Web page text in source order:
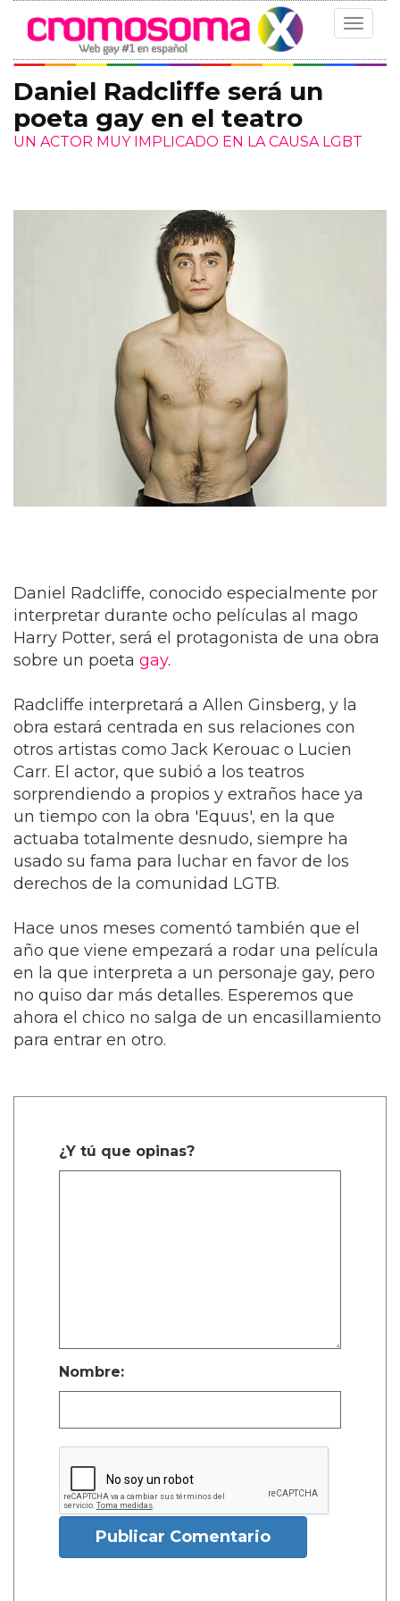
Toggle
Daniel Radcliffe será un
poeta gay en el teatro
UN ACTOR MUY IMPLICADO EN LA CAUSA LGBT
Daniel Radcliffe, conocido especialmente por
interpretar durante ocho películas al mago
Harry Potter, será el protagonista de una obra
sobre un poeta gay.
Radcliffe interpretará a Allen Ginsberg, y la
obra estará centrada en sus relaciones con
otros artistas como Jack Kerouac o Lucien
Carr. El actor, que subió a los teatros
sorprendiendo a propios y extraños hace ya
un tiempo con la obra 'Equus', en la que
actuaba totalmente desnudo, siempre ha
usado su fama para luchar en favor de los
derechos de la comunidad LGTB.
Hace unos meses comentó también que el
año que viene empezará a rodar una película
en la que interpreta a un personaje gay, pero
no quiso dar más detalles. Esperemos que
ahora el chico no salga de un encasillamiento
para entrar en otro.
¿Y tú que opinas?
Nombre:
Publicar Comentario